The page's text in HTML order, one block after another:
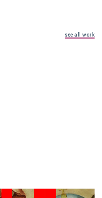
see all work